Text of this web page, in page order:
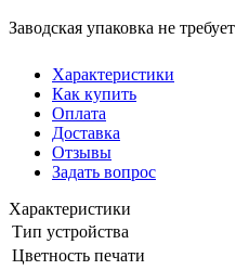
Заводская упаковка не
Характеристики
Как купить
Оплата
Доставка
Отзывы
Задать вопрос
Характеристики
Тип устройства
Цветность печати